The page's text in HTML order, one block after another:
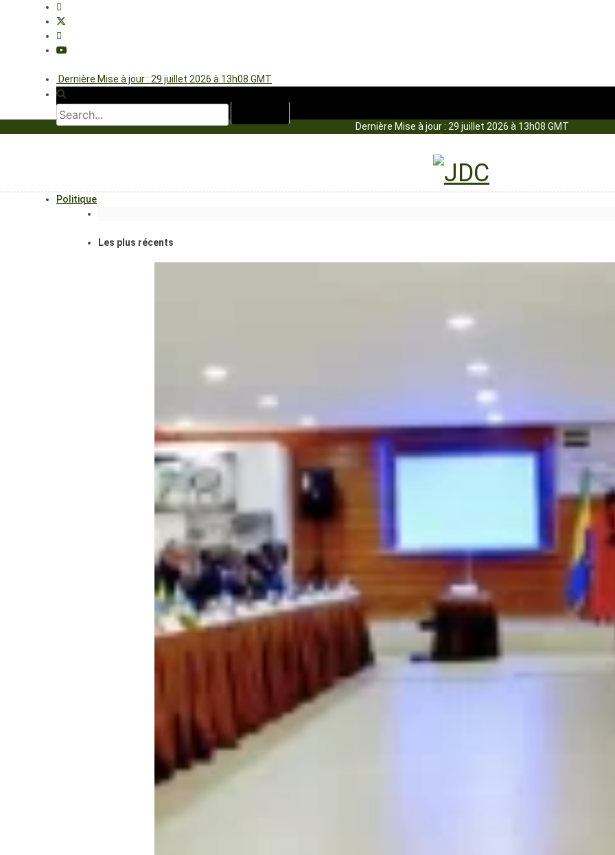
Dernière Mise à jour : 29 juillet 2026 à 13h08 GMT
Dernière Mise à jour : 29 juillet 2026 à 13h08 GMT
Politique
Les plus récents